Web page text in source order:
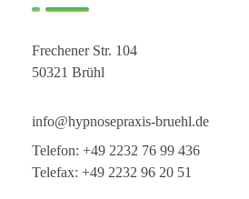
Frechener Str. 104
50321 Brühl
info@hypnosepraxis-bruehl.de
Telefon: +49 2232 76 99 436
Telefax: +49 2232 96 20 51